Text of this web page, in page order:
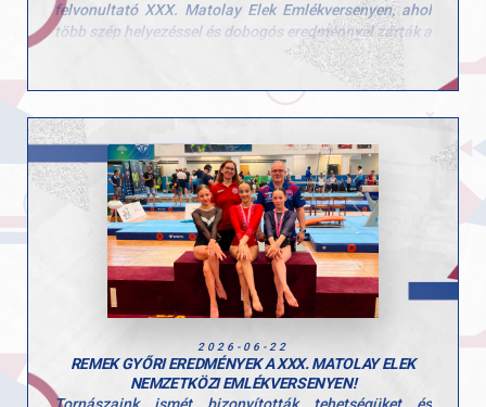
felvonultató XXX. Matolay Elek Emlékversenyen, ahol
több szép helyezéssel és dobogós eredménnyel zárták a
Kerczó Emília – 6. hely
Kovács Bianka – 11. hely
Hegedűs Réka – 20. hely (két szeren indult)
Gerenda
Kerczó Emília – 2. hely
Hegedűs Réka – 3. hely
Kovács Bianka – 6. hely
Ugrás
2026-06-22
REMEK GYŐRI EREDMÉNYEK A XXX. MATOLAY ELEK
NEMZETKÖZI EMLÉKVERSENYEN!